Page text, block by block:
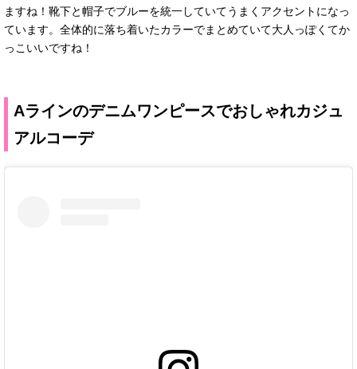
ますね！靴下と帽子でブルーを統一していてうまくアクセントになっ
ています。全体的に落ち着いたカラーでまとめていて大人っぽくてか
っこいいですね！
Aラインのデニムワンピースでおしゃれカジュ
アルコーデ